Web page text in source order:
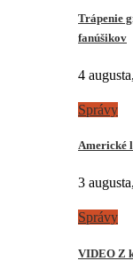
Trápenie
fanúšikov
4
Správy
Americké
3
Správy
VIDEO Z